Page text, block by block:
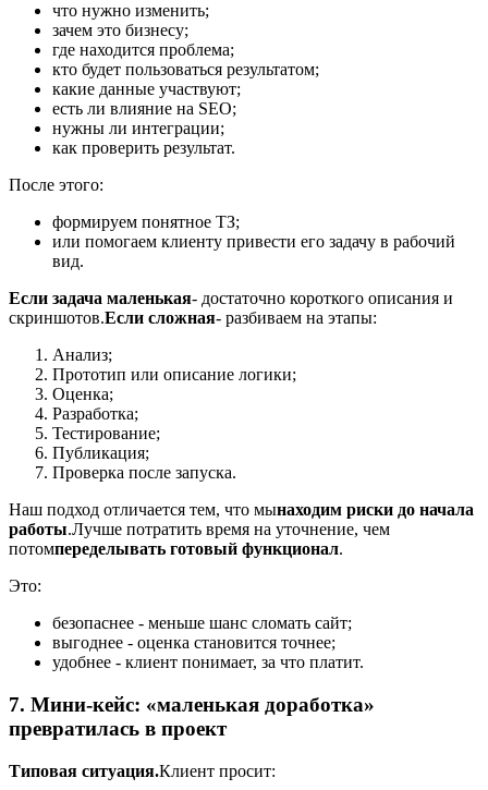
что нужно изменить;
зачем это бизнесу;
где находится проблема;
кто будет пользоваться результатом;
какие данные участвуют;
есть ли влияние на SEO;
нужны ли интеграции;
как проверить результат.
После этого:
формируем понятное ТЗ;
или помогаем клиенту привести его задачу в рабочий
вид.
Если задача маленькая- достаточно короткого описания и
скриншотов.Если сложная- разбиваем на этапы:
Анализ;
Прототип или описание логики;
Оценка;
Разработка;
Тестирование;
Публикация;
Проверка после запуска.
Наш подход отличается тем, что мынаходим риски до начала
работы.Лучше потратить время на уточнение, чем
потомпеределывать готовый функционал.
Это:
безопаснее - меньше шанс сломать сайт;
выгоднее - оценка становится точнее;
удобнее - клиент понимает, за что платит.
7. Мини-кейс: «маленькая доработка»
превратилась в проект
Типовая ситуация.Клиент просит: